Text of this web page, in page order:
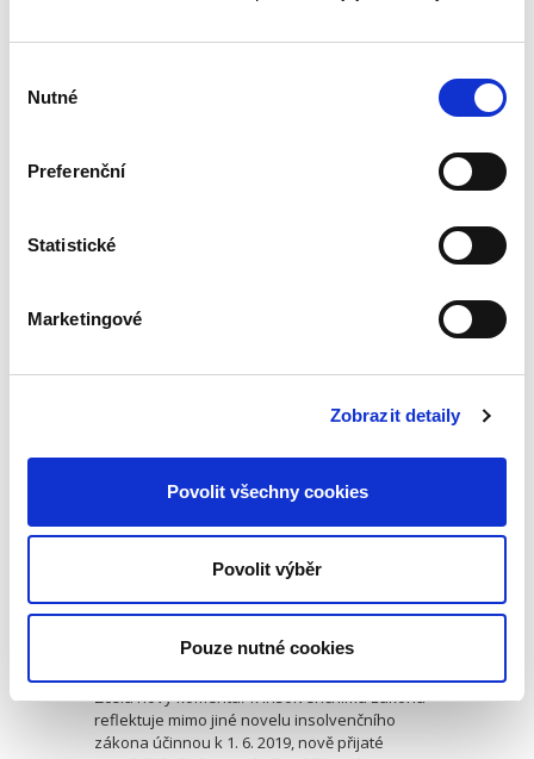
souhlasu
Nutné
Preferenční
Statistické
Marketingové
Zobrazit detaily
Povolit všechny cookies
Povolit výběr
Pouze nutné cookies
Petr Sprinz,a
insolvenčního práva, na kterých se podílelo
Komentář
Petr Sprinz,Tomáš Jirmásek,Oldřich Řeháček,Milan Vrba ,Hynek
2 590,00 Kč
Zcela nový komentář k insolvenčnímu zákonu
reflektuje mimo jiné novelu insolvenčního
zákona účinnou k 1. 6. 2019, nově přijaté